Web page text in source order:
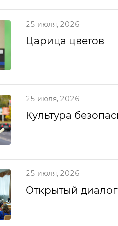
25 июля, 2026
Царица цветов
25 июля, 2026
Культура
25 июля, 2026
Открытый диалог